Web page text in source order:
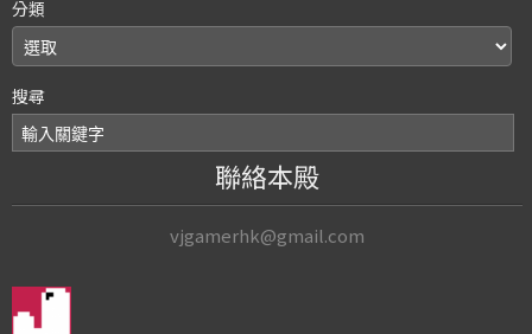
分類
搜尋
聯絡本殿
vjgamerhk@gmail.com